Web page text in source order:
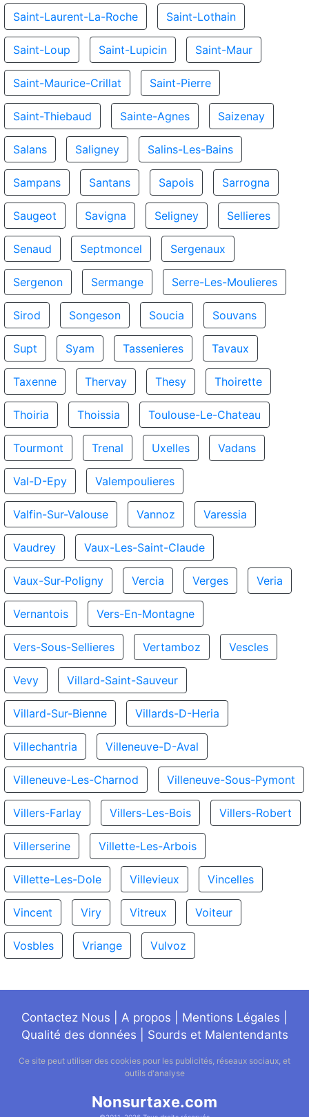
Saint-Laurent-La-Roche Saint-Lothain
Saint-Loup Saint-Lupicin Saint-Maur
Saint-Maurice-Crillat Saint-Pierre
Saint-Thiebaud Sainte-Agnes Saizenay
Salans Saligney Salins-Les-Bains
Sampans Santans Sapois Sarrogna
Saugeot Savigna Seligney Sellieres
Senaud Septmoncel Sergenaux
Sergenon Sermange Serre-Les-Moulieres
Sirod Songeson Soucia Souvans
Supt Syam Tassenieres Tavaux
Taxenne Thervay Thesy Thoirette
Thoiria Thoissia Toulouse-Le-Chateau
Tourmont Trenal Uxelles Vadans
Val-D-Epy Valempoulieres
Valfin-Sur-Valouse Vannoz Varessia
Vaudrey Vaux-Les-Saint-Claude
Vaux-Sur-Poligny Vercia Verges Veria
Vernantois Vers-En-Montagne
Vers-Sous-Sellieres Vertamboz Vescles
Vevy Villard-Saint-Sauveur
Villard-Sur-Bienne Villards-D-Heria
Villechantria Villeneuve-D-Aval
Villeneuve-Les-Charnod Villeneuve-Sous-Pymont
Villers-Farlay Villers-Les-Bois Villers-Robert
Villerserine Villette-Les-Arbois
Villette-Les-Dole Villevieux Vincelles
Vincent Viry Vitreux Voiteur
Vosbles Vriange Vulvoz
Contactez Nous A propos Mentions Légales
Qualité des données
Sourds et Malentendants
Ce site peut utiliser des cookies pour les publicités, réseaux sociaux, et
outils d'analyse
Nonsurtaxe.com